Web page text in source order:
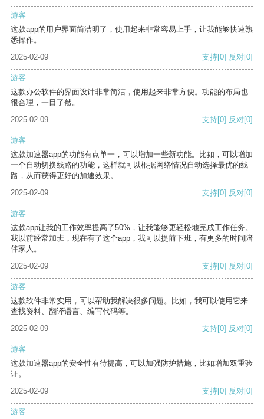
游客
这款app的用户界面简洁明了，使用起来非常容易上手，让我能够快速熟
悉操作。
2025-02-09
支持[0] 反对[0]
游客
这款办公软件的界面设计非常简洁，使用起来非常方便。功能的布局也
很合理，一目了然。
2025-02-09
支持[0] 反对[0]
游客
这款加速器app的功能有点单一，可以增加一些新功能。比如，可以增加
一个自动切换线路的功能，这样就可以根据网络情况自动选择最优的线
路，从而获得更好的加速效果。
2025-02-09
支持[0] 反对[0]
游客
这款app让我的工作效率提高了50%，让我能够更轻松地完成工作任务。
我以前经常加班，现在有了这个app，我可以提前下班，有更多的时间陪
伴家人。
2025-02-09
支持[0] 反对[0]
游客
这款软件非常实用，可以帮助我解决很多问题。比如，我可以使用它来
查找资料、翻译语言、编写代码等。
2025-02-09
支持[0] 反对[0]
游客
这款加速器app的安全性有待提高，可以加强防护措施，比如增加双重验
证。
2025-02-09
支持[0] 反对[0]
游客